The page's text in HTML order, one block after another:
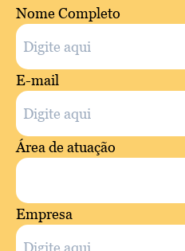
Nome Completo
E-mail
Área de atuação
Empresa